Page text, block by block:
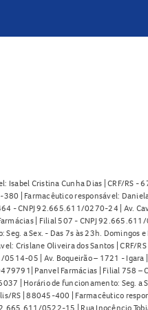
Cristina Cunha Dias | CRF/RS -
| Farmacêutico responsável:
- CNPJ 92.665.611/0270-24 | Av.
| Filial 507 - CNPJ
a Sex. - Das 7s às 23h. Domingos e
Crislane Oliveira dos Santos | CRF/
0514-05 | Av. Boqueirão – 1721 -
Panvel Farmácias | Filial 758
| Horário de funcionamento: Seg. a
RS | 88045-400 | Farmacêutico
0522-15 | Rua Inocêncio